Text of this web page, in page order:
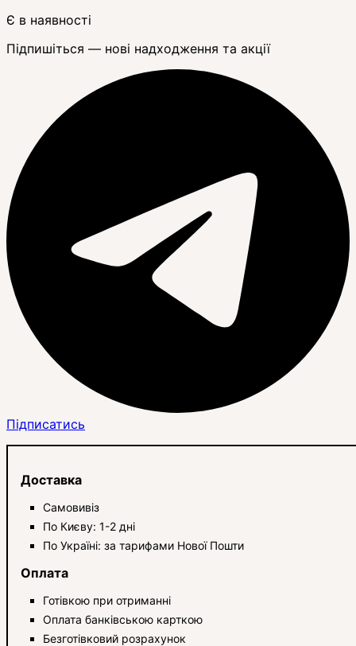
Є в наявності
Підпишіться — нові надходження та акції
Підписатись
Доставка
Самовивіз
По Києву: 1-2 дні
По Україні: за тарифами Нової Пошти
Оплата
Готівкою при отриманні
Оплата банківською карткою
Безготівковий розрахунок